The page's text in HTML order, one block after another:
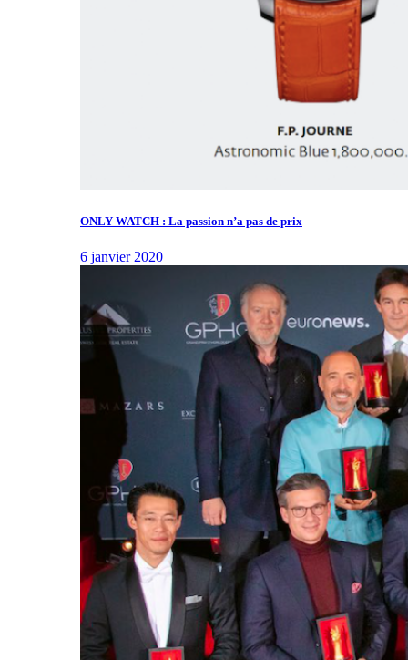
ONLY WATCH : La passion n’a pas de prix
6 janvier 2020